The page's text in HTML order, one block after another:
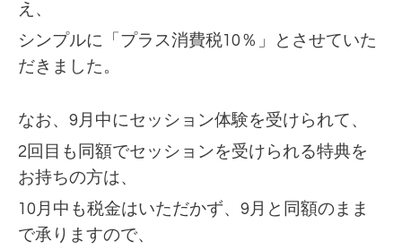
え、
シンプルに「プラス消費税10％」とさせていた
だきました。
なお、9月中にセッション体験を受けられて、
2回目も同額でセッションを受けられる特典を
お持ちの方は、
10月中も税金はいただかず、9月と同額のまま
で承りますので、